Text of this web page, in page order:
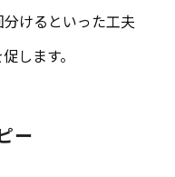
けるといった工夫
します。
ー